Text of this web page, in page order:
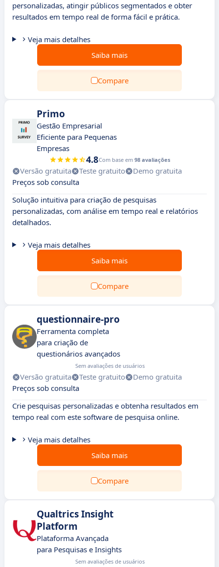
personalizadas, atingir públicos segmentados e obter
resultados em tempo real de forma fácil e prática.
Veja mais detalhes
Saiba mais
Compare
Primo
Gestão Empresarial
Eficiente para Pequenas
Empresas
4.8Com base em 98 avaliações
Versão gratuita Teste gratuito
Demo gratuita
Preços sob consulta
Solução intuitiva para criação de pesquisas
personalizadas, com análise em tempo real e relatórios
detalhados.
Veja mais detalhes
Saiba mais
Compare
questionnaire-pro
Ferramenta completa
para criação de
questionários avançados
Sem avaliações de usuários
Versão gratuita Teste gratuito
Demo gratuita
Preços sob consulta
Crie pesquisas personalizadas e obtenha resultados em
tempo real com este software de pesquisa online.
Veja mais detalhes
Saiba mais
Compare
Qualtrics Insight
Platform
Plataforma Avançada
para Pesquisas e Insights
Sem avaliações de usuários